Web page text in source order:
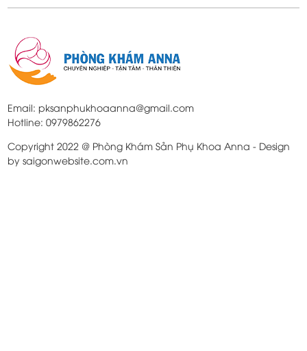
Email: pksanphukhoaanna@gmail.com
Hotline: 0979862276
Copyright 2022 @ Phòng Khám Sản Phụ Khoa Anna - Design
by saigonwebsite.com.vn